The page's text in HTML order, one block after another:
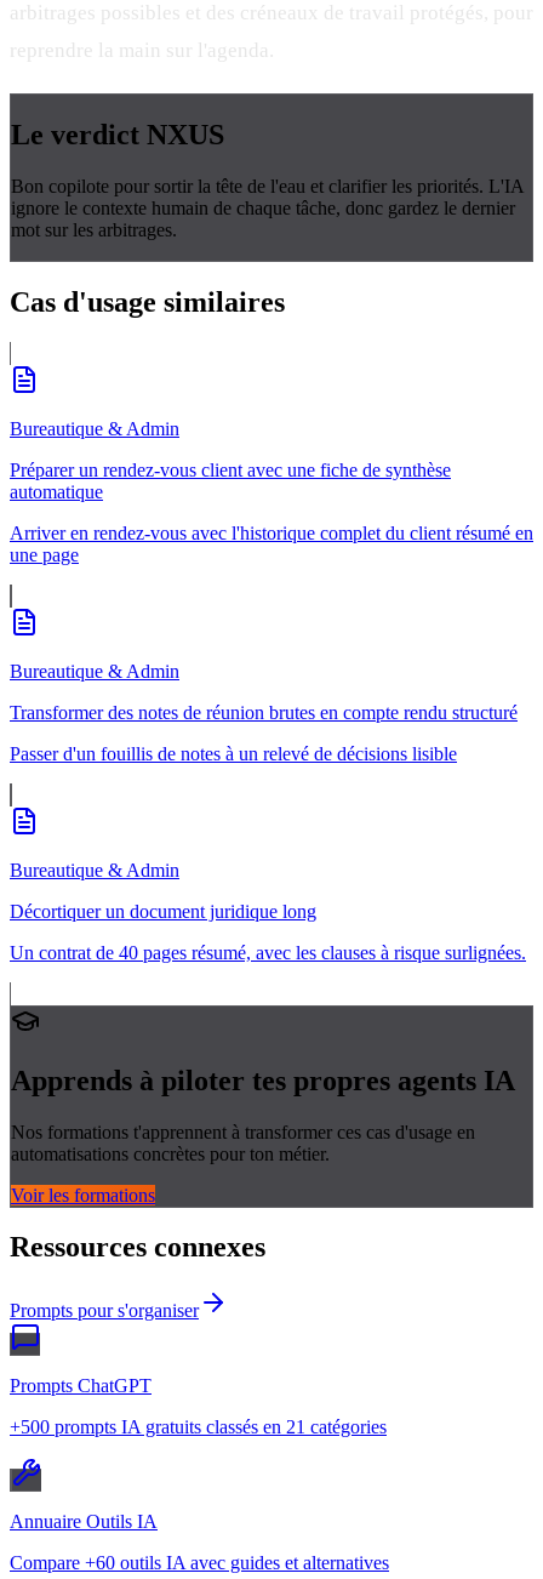
arbitrages possibles et des créneaux de travail protégés, pour
reprendre la main sur l'agenda.
Le verdict NXUS
Bon copilote pour sortir la tête de l'eau et clarifier les priorités. L'IA
ignore le contexte humain de chaque tâche, donc gardez le dernier
mot sur les arbitrages.
Cas d'usage similaires
Bureautique & Admin
Préparer un rendez-vous client avec une fiche de synthèse
automatique
Arriver en rendez-vous avec l'historique complet du client résumé en
une page
Bureautique & Admin
Transformer des notes de réunion brutes en compte rendu structuré
Passer d'un fouillis de notes à un relevé de décisions lisible
Bureautique & Admin
Décortiquer un document juridique long
Un contrat de 40 pages résumé, avec les clauses à risque surlignées.
Apprends à piloter tes propres agents IA
Nos formations t'apprennent à transformer ces cas d'usage en
automatisations concrètes pour ton métier.
Voir les formations
Ressources connexes
Prompts pour s'organiser
Prompts ChatGPT
+500 prompts IA gratuits classés en 21 catégories
Annuaire Outils IA
Compare +60 outils IA avec guides et alternatives